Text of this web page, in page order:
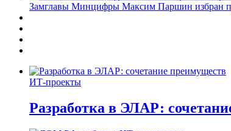
Замглавы Минцифры Максим Паршин избран
ИТ-проекты
Разработка в ЭЛАР: